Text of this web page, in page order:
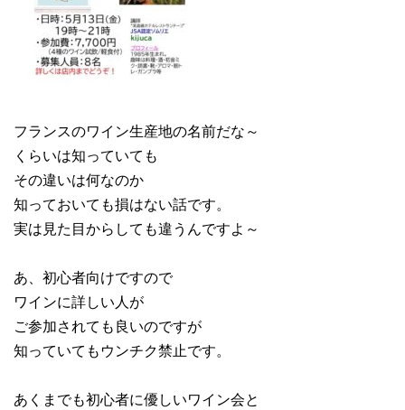
フランスのワイン生産地の名前だな～
くらいは知っていても
その違いは何なのか
知っておいても損はない話です。
実は見た目からしても違うんですよ～
あ、初心者向けですので
ワインに詳しい人が
ご参加されても良いのですが
知っていてもウンチク禁止です。
あくまでも初心者に優しいワイン会と